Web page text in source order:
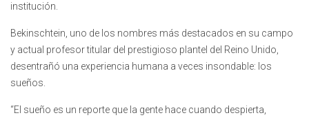
institución.
Bekinschtein, uno de los nombres más destacados en su campo
y actual profesor titular del prestigioso plantel del Reino Unido,
desentrañó una experiencia humana a veces insondable: los
sueños.
“El sueño es un reporte que la gente hace cuando despierta,